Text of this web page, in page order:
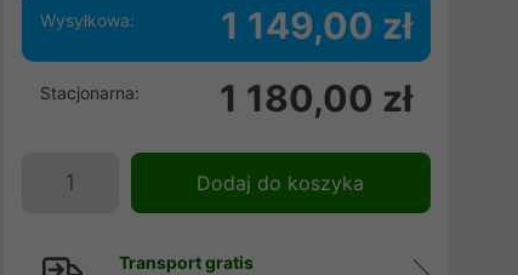
Wysyłkowa: 1 149,00 zł
Stacjonarna: 1 180,00 zł
Dodaj do koszyka
Transport gratis